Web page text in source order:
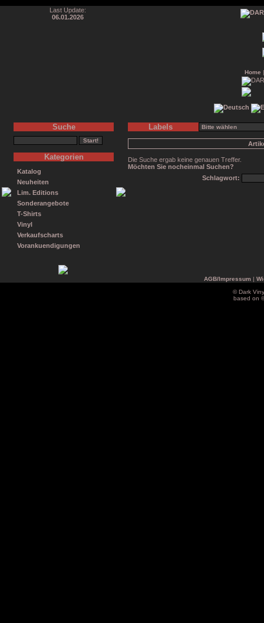
Last Update:
06.01.2026
Home
Suche
Kategorien
Katalog
Neuheiten
Lim. Editions
Sonderangebote
T-Shirts
Vinyl
Verkaufscharts
Vorankuendigungen
Labels
Die Suche ergab keine genauen Treffer.
Möchten Sie nocheinmal Suchen?
Schlagwort:
AGB/Impressum|
© Dark
based on